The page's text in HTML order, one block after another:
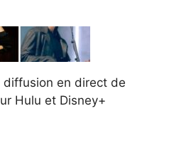
en direct de
Hulu et Disney+